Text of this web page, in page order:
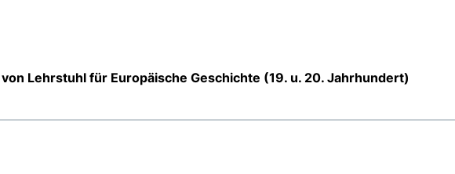
Lehrstuhl für Europäische Geschichte (19. u. 20. Jahrhundert)